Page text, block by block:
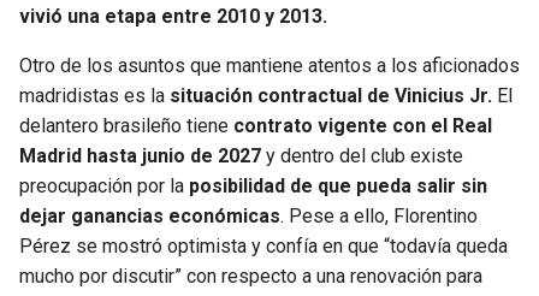
vivió una etapa entre 2010 y 2013.
Otro de los asuntos que mantiene atentos a los aficionados
madridistas es la situación contractual de Vinicius Jr. El
delantero brasileño tiene contrato vigente con el Real
Madrid hasta junio de 2027 y dentro del club existe
preocupación por la posibilidad de que pueda salir sin
dejar ganancias económicas. Pese a ello, Florentino
Pérez se mostró optimista y confía en que “todavía queda
mucho por discutir” con respecto a una renovación para